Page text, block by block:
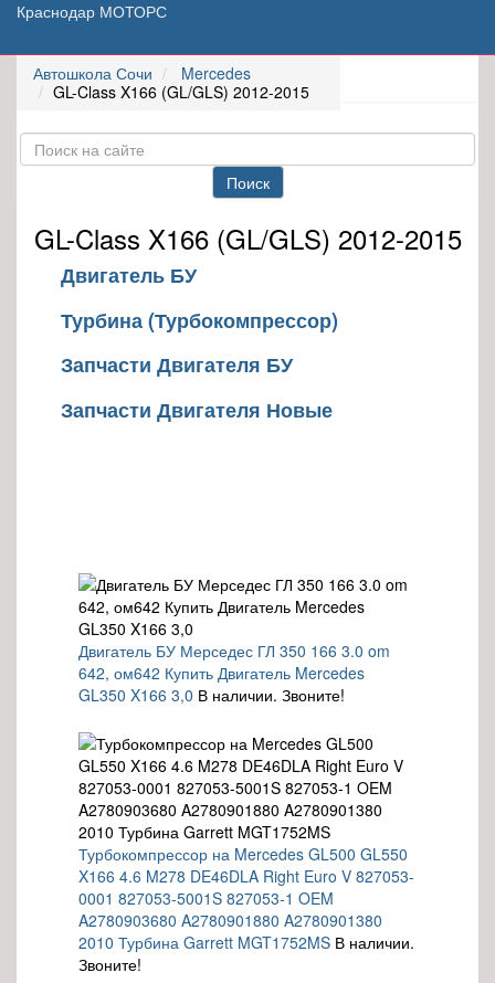
Краснодар МОТОРС
Автошкола Сочи
Mercedes
GL-Class X166 (GL/GLS) 2012-2015
Поиск
GL-Class X166 (GL/GLS) 2012-2015
Двигатель БУ
Турбина (Турбокомпрессор)
Запчасти Двигателя БУ
Запчасти Двигателя Новые
Двигатель БУ Мерседес ГЛ 350 166 3.0 om
642, ом642 Купить Двигатель Mercedes
GL350 X166 3,0 В наличии. Звоните!
Турбокомпрессор на Mercedes GL500 GL550
X166 4.6 M278 DE46DLA Right Euro V 827053-
0001 827053-5001S 827053-1 OEM
A2780903680 A2780901880 A2780901380
2010 Турбина Garrett MGT1752MS В наличии.
Звоните!